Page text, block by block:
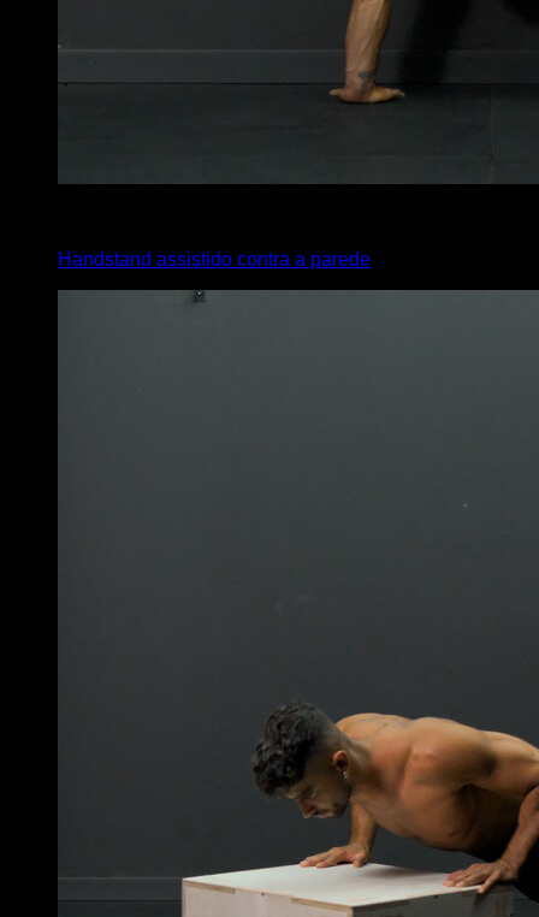
Handstand assistido contra a parede